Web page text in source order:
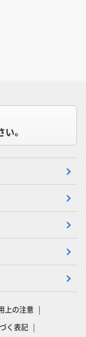
。
上の注意
く表記